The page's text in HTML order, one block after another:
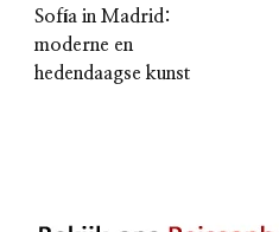
Sofía in Madrid:
moderne en
hedendaagse kunst